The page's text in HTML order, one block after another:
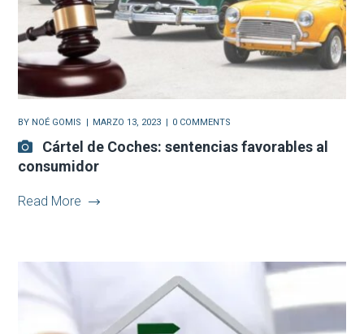
BY NOÉ GOMIS MARZO 13, 2023 0 COMMENTS
Cártel de Coches: sentencias favorables al
consumidor
Read More